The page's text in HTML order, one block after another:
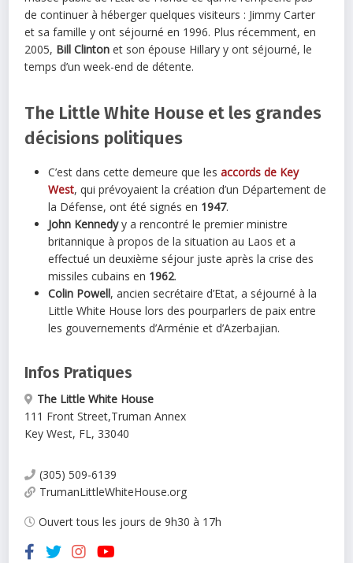
de continuer à héberger quelques visiteurs : Jimmy Carter
et sa famille y ont séjourné en 1996. Plus récemment, en
2005, Bill Clinton et son épouse Hillary y ont séjourné, le
temps d’un week-end de détente.
The Little White House et les grandes
décisions politiques
C’est dans cette demeure que lesaccords de Key
West, qui prévoyaient la création d’un Département de
la Défense, ont été signés en 1947.
John Kennedyy a rencontré le premier ministre
britannique à propos de la situation au Laos et a
effectué un deuxième séjour juste après la crise des
missiles cubains en 1962.
Colin Powell, ancien secrétaire d’Etat, a séjourné à la
Little White House lors des pourparlers de paix entre
les gouvernements d’Arménie et d’Azerbajian.
Infos Pratiques
The Little White House
111 Front Street,Truman Annex
Key West, FL , 33040
(305) 509-6139
TrumanLittleWhiteHouse.org
Ouvert tous les jours de 9h30 à 17h